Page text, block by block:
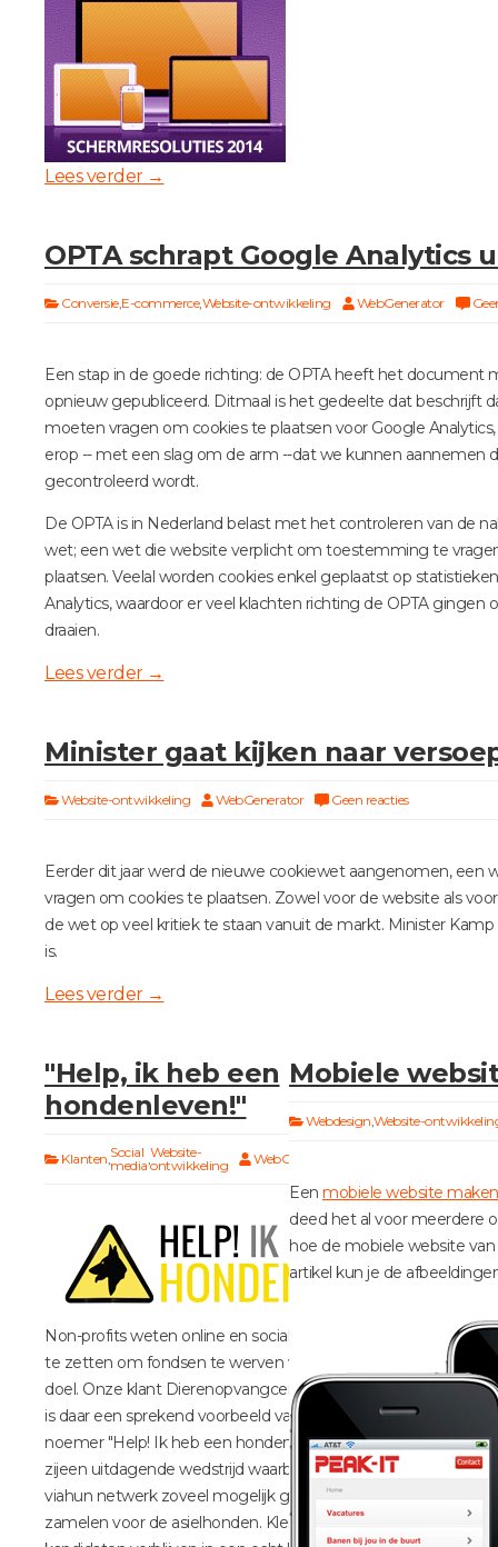
Lees verder →
OPTA schrapt Google Analytics
Conversie,E-commerce,Website-ontwikkeling WebGenerator
Een stap in de goede richting: de OPTA heeft het document
opnieuw gepubliceerd. Ditmaal is het gedeelte dat beschrijft
moeten vragen om cookies te plaatsen voor Google
erop -- met een slag om de arm --dat we kunnen aannemen
gecontroleerd wordt.
De OPTA is in Nederland belast met het controleren van de
wet; een wet die website verplicht om toestemming te
plaatsen. Veelal worden cookies enkel geplaatst op
Analytics, waardoor er veel klachten richting de OPTA
draaien.
Lees verder →
Minister gaat kijken naar
Website-ontwikkeling WebGenerator Geen reacties
Eerder dit jaar werd de nieuwe cookiewet aangenomen, een
vragen om cookies te plaatsen. Zowel voor de website als
de wet op veel kritiek te staan vanuit de markt. Minister
is.
Lees verder →
"Help, ik heb een
hondenleven!"
Klanten,Social
media,Website-
ontwikkeling
WebGenerator
Non-profits weten online en social media perfect in
te zetten om fondsen te werven voor hun goede
doel. Onze klant Dierenopvangcentrum Amsterdam
is daar een sprekend voorbeeld van. Onder de
noemer "Help! Ik heb een hondenleven"organiseren
zijeen uitdagende wedstrijd waarbijkandidaten
viahun netwerk zoveel mogelijk geld proberen in te
zamelen voor de asielhonden. Kleine handicap: de
Mobiele
Webdesign,Website-
Een mobiele website maken
deed het al voor meerdere
hoe de mobiele website
artikel kun je de